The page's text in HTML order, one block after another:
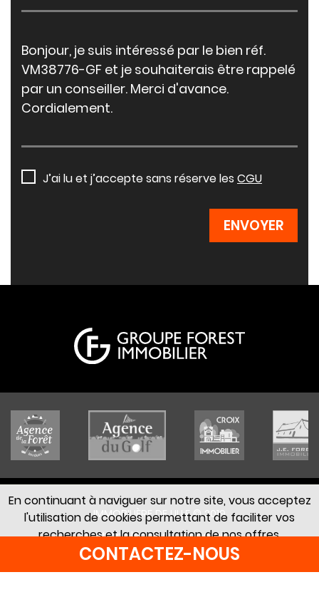
En continuant à naviguer sur notre site, vous acceptez
l'utilisation de cookies permettant de faciliter vos
recherches et la consultation de nos offres.
Accepter
En savoir +
CONTACTEZ-NOUS
J’ai lu et j’accepte sans réserve les CGU
ENVOYER
IMMOBILIÈRE DE LILLE © 2019
Mentions légales
Honoraires